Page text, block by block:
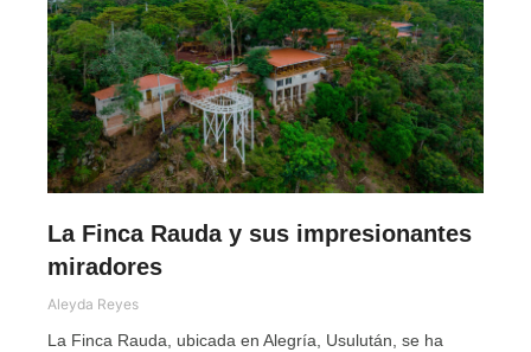
La Finca Rauda y sus impresionantes
miradores
Aleyda Reyes
La Finca Rauda, ubicada en Alegría, Usulután, se ha